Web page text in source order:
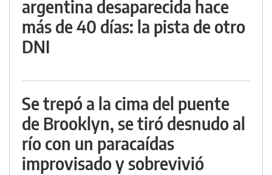
argentina desaparecida hace
más de 40 días: la pista de otro
DNI
Se trepó a la cima del puente
de Brooklyn, se tiró desnudo al
río con un paracaídas
improvisado y sobrevivió